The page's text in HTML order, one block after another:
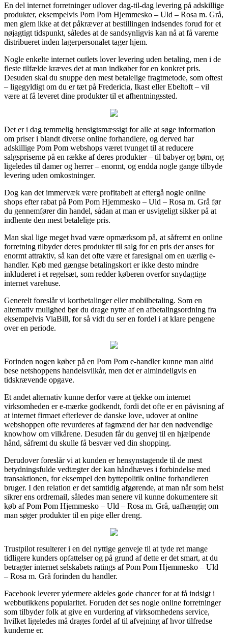
En del internet forretninger udlover dag-til-dag levering på adskillige
produkter, eksempelvis Pom Pom Hjemmesko – Uld – Rosa m. Grå,
men glem ikke at det påkræver at bestillingen indsendes forud for et
nøjagtigt tidspunkt, således at de sandsynligvis kan nå at få varerne
distribueret inden lagerpersonalet tager hjem.
Nogle enkelte internet outlets lover levering uden betaling, men i de
fleste tilfælde kræves det at man indkøber for en konkret pris.
Desuden skal du snuppe den mest betalelige fragtmetode, som oftest
– ligegyldigt om du er tæt på Fredericia, Ikast eller Ebeltoft – vil
være at få leveret dine produkter til et afhentningssted.
Det er i dag temmelig hensigtsmæssigt for alle at søge information
om priser i blandt diverse online forhandlere, og derved har
adskillige Pom Pom webshops været tvunget til at reducere
salgspriserne på en række af deres produkter – til babyer og børn, og
ligeledes til damer og herrer – enormt, og endda nogle gange tilbyde
levering uden omkostninger.
Dog kan det immervæk være profitabelt at eftergå nogle online
shops efter rabat på Pom Pom Hjemmesko – Uld – Rosa m. Grå før
du gennemfører din handel, sådan at man er usvigeligt sikker på at
indhente den mest betalelige pris.
Man skal lige meget hvad være opmærksom på, at såfremt en online
forretning tilbyder deres produkter til salg for en pris der anses for
enormt attraktiv, så kan det ofte være et faresignal om en uærlig e-
handler. Køb med gængse betalingskort er ikke desto mindre
inkluderet i et regelsæt, som redder køberen overfor snydagtige
internet varehuse.
Generelt foreslår vi kortbetalinger eller mobilbetaling. Som en
alternativ mulighed bør du drage nytte af en afbetalingsordning fra
eksempelvis ViaBill, for så vidt du ser en fordel i at klare pengene
over en periode.
Forinden nogen køber på en Pom Pom e-handler kunne man altid
bese netshoppens handelsvilkår, men det er almindeligvis en
tidskrævende opgave.
Et andet alternativ kunne derfor være at tjekke om internet
virksomheden er e-mærke godkendt, fordi det ofte er en påvisning af
at internet firmaet efterlever de danske love, udover at online
webshoppen ofte revurderes af fagmænd der har den nødvendige
knowhow om vilkårene. Desuden får du genvej til en hjælpende
hånd, såfremt du skulle få besvær ved din shopping.
Derudover foreslår vi at kunden er hensynstagende til de mest
betydningsfulde vedtægter der kan håndhæves i forbindelse med
transaktionen, for eksempel den byttepolitik online forhandleren
bruger. I den relation er det samtidig afgørende, at man når som helst
sikrer ens ordremail, således man senere vil kunne dokumentere sit
køb af Pom Pom Hjemmesko – Uld – Rosa m. Grå, uafhængig om
man søger produkter til en pige eller dreng.
Trustpilot resulterer i en del nyttige genveje til at tyde ret mange
tidligere kunders opfattelser og på grund af dette er det smart, at du
betragter internet selskabets ratings af Pom Pom Hjemmesko – Uld
– Rosa m. Grå forinden du handler.
Facebook leverer ydermere aldeles gode chancer for at få indsigt i
webbutikkens popularitet. Foruden det ses nogle online forretninger
som tilbyder folk at give en vurdering af virksomhedens service,
hvilket ligeledes må drages fordel af til afvejning af hvor tilfredse
kunderne er.